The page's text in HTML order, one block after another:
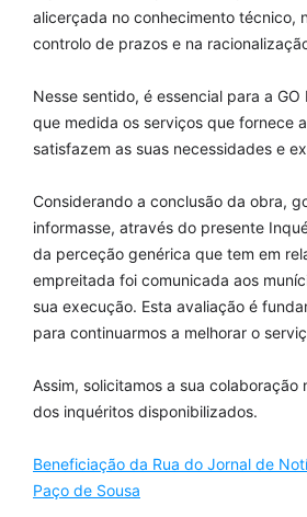
alicerçada no conhecimento técnico,
controlo de prazos e na
Nesse sentido, é essencial para a
que medida os serviços que fornece
satisfazem as suas necessidades e
Considerando a conclusão da obra,
informasse, através do presente
da perceção genérica que tem em
empreitada foi comunicada aos
sua execução. Esta avaliação é
para continuarmos a melhorar o
Assim, solicitamos a sua colaboração
dos inquéritos disponibilizados.
Beneficiação da Rua do Jornal de
Paço de Sousa